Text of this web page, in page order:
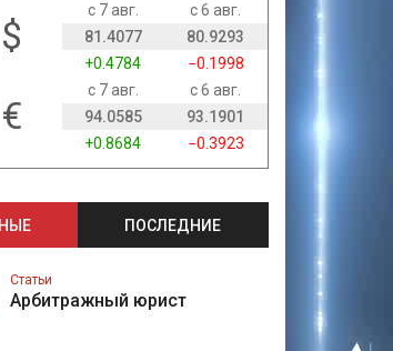
с 7 авг.
с 6 авг.
81.4077
80.9293
+0.4784
−0.1998
с 7 авг.
с 6 авг.
94.0585
93.1901
+0.8684
−0.3923
ПОСЛЕДНИЕ
Статьи
Арбитражный юрист